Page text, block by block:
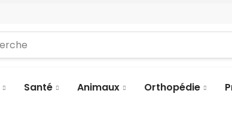
Santé Animaux Orthopédie